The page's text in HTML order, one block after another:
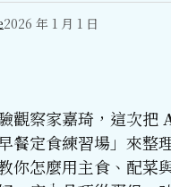
2026 年 1 月 1 日
觀察家嘉琦，這次把
餐定食練習場」來整
你怎麼用主食、配菜